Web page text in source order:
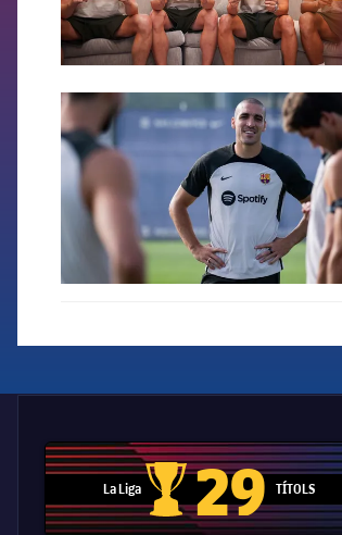
FCB Barcelona badge
La Liga
Trofeu de la Liga
29 TÍTOLS